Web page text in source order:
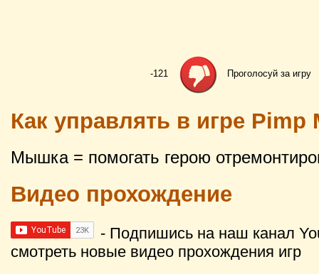
-121 Проголосуй за игру
Как управлять в игре Pimp
Мышка = помогать герою
Видео прохождение
- Подпишись на наш канал
смотреть новые видео прохождения игр